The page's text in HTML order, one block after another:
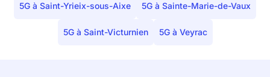
5G à Saint-Yrieix-sous-Aixe 5G à Sainte-Marie-de-Vaux
5G à Saint-Victurnien 5G à Veyrac